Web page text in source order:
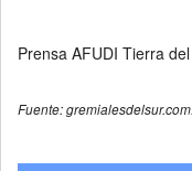
Prensa AFUDI Tierra
Fuente: